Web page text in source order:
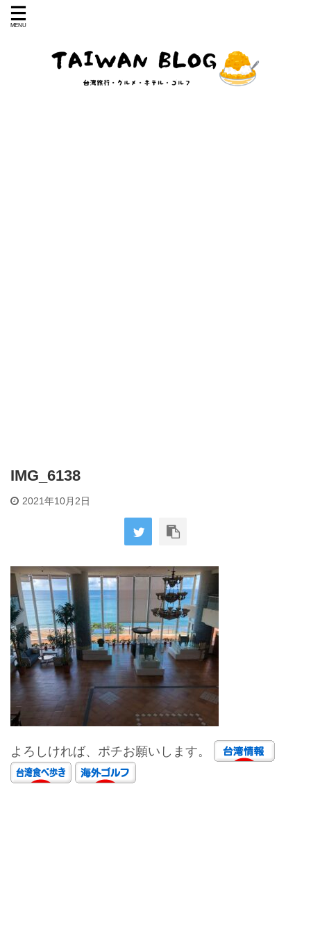
IMG_6138
2021年10月2日
よろしければ、ポチお願いします。